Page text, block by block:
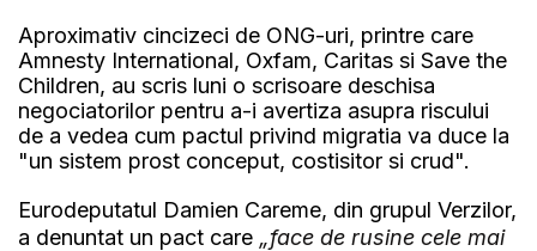
Aproximativ cincizeci de ONG-uri, printre care
Amnesty International, Oxfam, Caritas si Save the
Children, au scris luni o scrisoare deschisa
negociatorilor pentru a-i avertiza asupra riscului
de a vedea cum pactul privind migratia va duce la
"un sistem prost conceput, costisitor si crud".
Eurodeputatul Damien Careme, din grupul Verzilor,
a denuntat un pact care „face de rusine cele mai